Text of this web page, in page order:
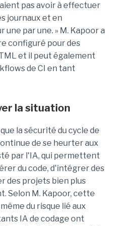
pas avoir à effectuer
journaux et en
une par une. » M. Kapoor a
configuré pour des
et il peut également
de CI en tant
la situation
la sécurité du cycle de
de se heurter aux
par l'IA, qui permettent
du code, d'intégrer des
des projets bien plus
Selon M. Kapoor, cette
du risque lié aux
IA de codage ont